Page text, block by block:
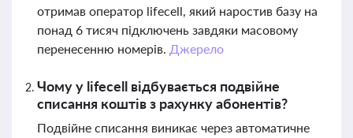
отримав оператор lifecell, який наростив базу на
понад 6 тисяч підключень завдяки масовому
перенесенню номерів. Джерело
Чому у lifecell відбувається подвійне
списання коштів з рахунку абонентів?
Подвійне списання виникає через автоматичне